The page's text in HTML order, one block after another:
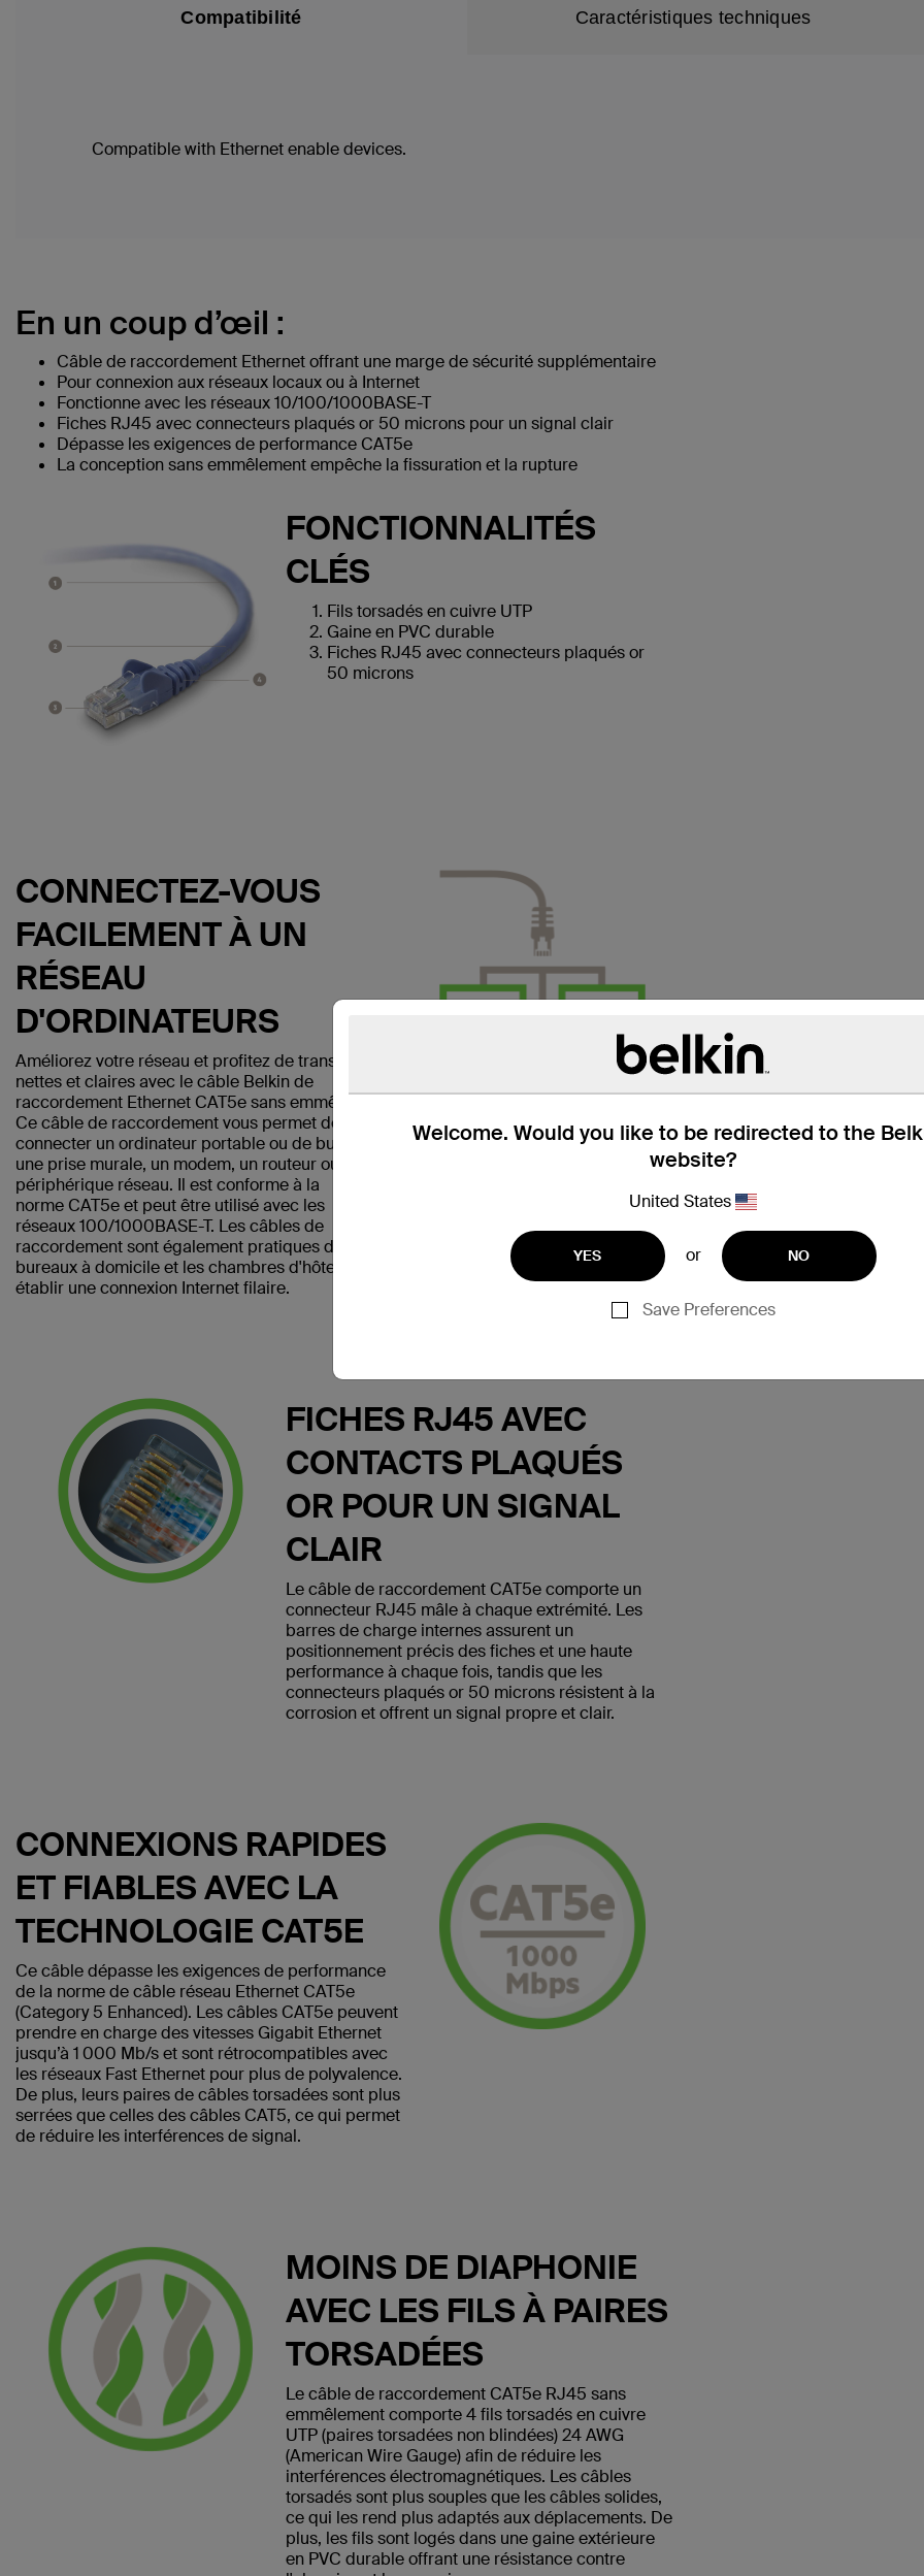
Welcome. Would you like to be redirected to the
website?
United States
YES or NO
Save Preferences
Compatibilité Caractéristiques techniques
Compatible with Ethernet enable devices.
En un coup d’œil :
Câble de raccordement Ethernet offrant une marge de sécurité supplémentaire
Pour connexion aux réseaux locaux ou à Internet
Fonctionne avec les réseaux 10/100/1000BASE-T
Fiches RJ45 avec connecteurs plaqués or 50 microns pour un signal clair
Dépasse les exigences de performance CAT5e
La conception sans emmêlement empêche la fissuration et la rupture
FONCTIONNALITÉS
CLÉS
Fils torsadés en cuivre UTP
Gaine en PVC durable
Fiches RJ45 avec connecteurs plaqués or
50 microns
CONNECTEZ-VOUS
FACILEMENT À UN
RÉSEAU
D'ORDINATEURS
Améliorez votre réseau et profitez de transmissions
nettes et claires avec le câble Belkin de
raccordement Ethernet CAT5e sans emmêlement.
Ce câble de raccordement vous permet de
connecter un ordinateur portable ou de bureau à
une prise murale, un modem, un routeur ou un autre
périphérique réseau. Il est conforme à la
norme CAT5e et peut être utilisé avec les
réseaux 100/1000BASE-T. Les câbles de
raccordement sont également pratiques dans les
bureaux à domicile et les chambres d'hôtel pour
établir une connexion Internet filaire.
FICHES RJ45 AVEC
CONTACTS PLAQUÉS
OR POUR UN SIGNAL
CLAIR
Le câble de raccordement CAT5e comporte un
connecteur RJ45 mâle à chaque extrémité. Les
barres de charge internes assurent un
positionnement précis des fiches et une haute
performance à chaque fois, tandis que les
connecteurs plaqués or 50 microns résistent à la
corrosion et offrent un signal propre et clair.
CONNEXIONS RAPIDES
ET FIABLES AVEC LA
TECHNOLOGIE CAT5E
Ce câble dépasse les exigences de performance
de la norme de câble réseau Ethernet CAT5e
(Category 5 Enhanced). Les câbles CAT5e peuvent
prendre en charge des vitesses Gigabit Ethernet
jusqu’à 1 000 Mb/s et sont rétrocompatibles avec
les réseaux Fast Ethernet pour plus de polyvalence.
De plus, leurs paires de câbles torsadées sont plus
serrées que celles des câbles CAT5, ce qui permet
de réduire les interférences de signal.
MOINS DE DIAPHONIE
AVEC LES FILS À PAIRES
TORSADÉES
Le câble de raccordement CAT5e RJ45 sans
emmêlement comporte 4 fils torsadés en cuivre
UTP (paires torsadées non blindées) 24 AWG
(American Wire Gauge) afin de réduire les
interférences électromagnétiques. Les câbles
torsadés sont plus souples que les câbles solides,
ce qui les rend plus adaptés aux déplacements. De
plus, les fils sont logés dans une gaine extérieure
en PVC durable offrant une résistance contre